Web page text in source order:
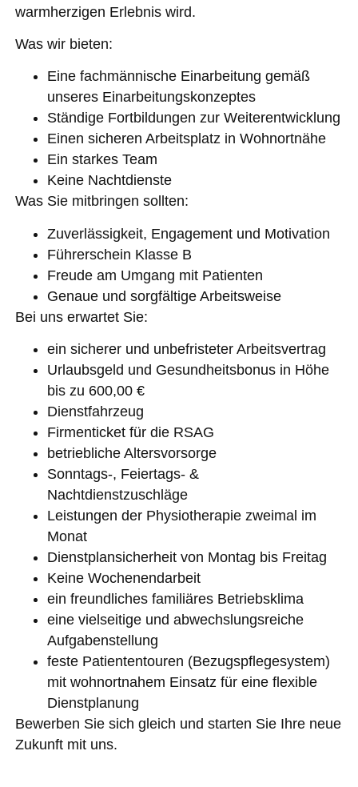
warmherzigen Erlebnis wird.
Was wir bieten:
Eine fachmännische Einarbeitung gemäß
unseres Einarbeitungskonzeptes
Ständige Fortbildungen zur Weiterentwicklung
Einen sicheren Arbeitsplatz in Wohnortnähe
Ein starkes Team
Keine Nachtdienste
Was Sie mitbringen sollten:
Zuverlässigkeit, Engagement und Motivation
Führerschein Klasse B
Freude am Umgang mit Patienten
Genaue und sorgfältige Arbeitsweise
Bei uns erwartet Sie:
ein sicherer und unbefristeter Arbeitsvertrag
Urlaubsgeld und Gesundheitsbonus in Höhe
bis zu 600,00 €
Dienstfahrzeug
Firmenticket für die RSAG
betriebliche Altersvorsorge
Sonntags-, Feiertags- &
Nachtdienstzuschläge
Leistungen der Physiotherapie zweimal im
Monat
Dienstplansicherheit von Montag bis Freitag
Keine Wochenendarbeit
ein freundliches familiäres Betriebsklima
eine vielseitige und abwechslungsreiche
Aufgabenstellung
feste Patiententouren (Bezugspflegesystem)
mit wohnortnahem Einsatz für eine flexible
Dienstplanung
Bewerben Sie sich gleich und starten Sie Ihre neue
Zukunft mit uns.